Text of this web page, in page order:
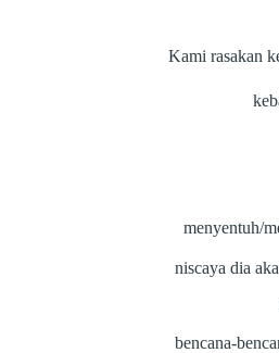
Kami rasakan
menyentuh/
niscaya dia
bencana-